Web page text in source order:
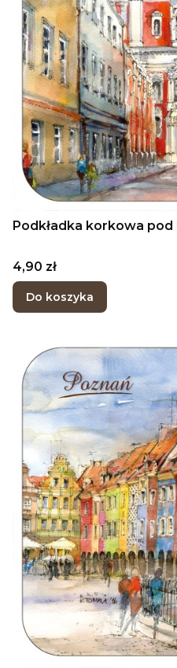
Podkładka korkowa
Cena
4,90 zł
Do koszyka